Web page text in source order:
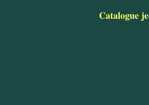
Catalogue